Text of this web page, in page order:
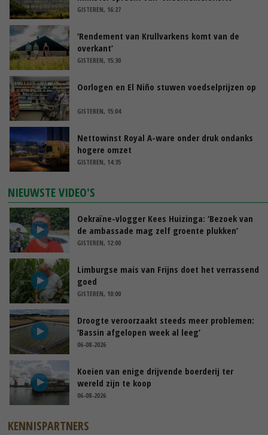
GISTEREN, 16:27
‘Rendement van Krullvarkens komt van de
overkant’
GISTEREN, 15:30
Oorlogen en El Niño stuwen voedselprijzen op
GISTEREN, 15:04
Nettowinst Royal A-ware onder druk ondanks
hogere omzet
GISTEREN, 14:35
NIEUWSTE VIDEO'S
Oekraïne-vlogger Kees Huizinga: ‘Bezoek van
de ambassade mag zelf groente plukken’
GISTEREN, 12:00
Limburgse mais van Frijns doet het verrassend
goed
GISTEREN, 10:00
Droogte veroorzaakt steeds meer problemen:
‘Bassin afgelopen week al leeg’
06-08-2026
Koeien van enige drijvende boerderij ter
wereld zijn te koop
06-08-2026
KENNISPARTNERS